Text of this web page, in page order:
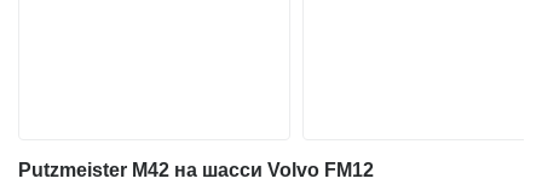
Putzmeister M42 на шасси Volvo FM12